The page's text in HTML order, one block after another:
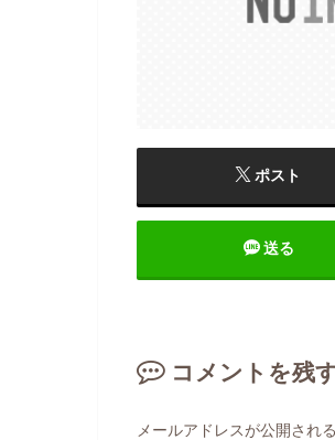
ポスト
送る
コメントを残
メールアドレスが公開され